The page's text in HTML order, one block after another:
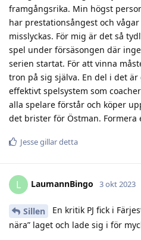
framgångsrika. Min högst
har prestationsångest och
misslyckas. För mig är det så
spel under försäsongen där
serien startat. För att vinna
tron på sig själva. En del i det
effektivt spelsystem som
alla spelare förstår och köper
det brister för Östman. Formera
Jessegillar detta
L LaumannBingo 3 okt 2023
Sillen
En kritik PJ fick i
nära” laget och lade sig i för